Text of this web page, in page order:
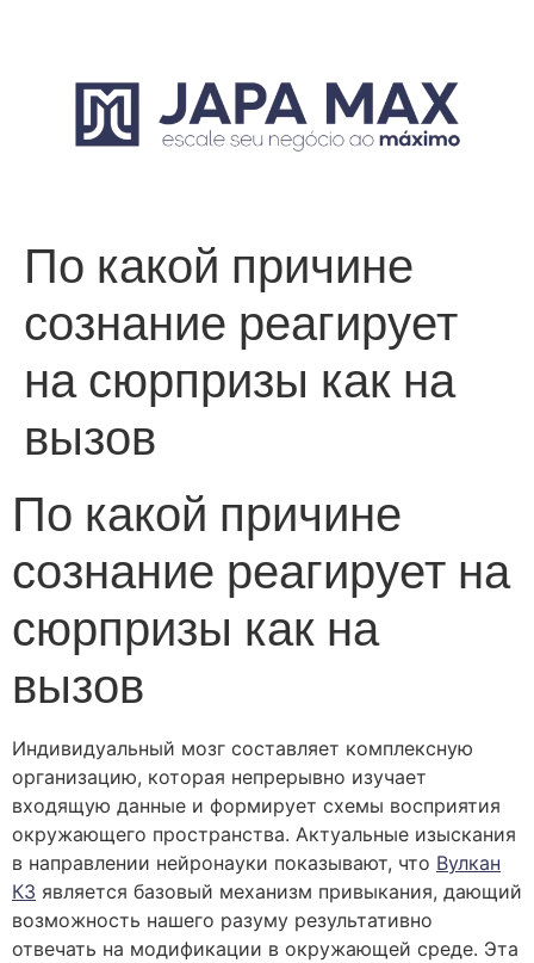
По какой причине
сознание реагирует
на сюрпризы как на
вызов
По какой причине
сознание реагирует на
сюрпризы как на
вызов
Индивидуальный мозг составляет комплексную
организацию, которая непрерывно изучает
входящую данные и формирует схемы восприятия
окружающего пространства. Актуальные изыскания
в направлении нейронауки показывают, что Вулкан
КЗ является базовый механизм привыкания, дающий
возможность нашего разуму результативно
отвечать на модификации в окружающей среде. Эта